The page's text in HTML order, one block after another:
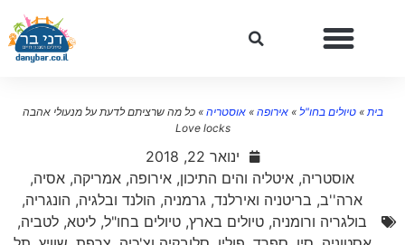
»טיולים בחו"ל»אירופה»אוסטריה»כל מה שרציתם לדעת על מנעולי אהבה
Love locks
ינואר 22, 2018
אוסטריה,איטליה והים התיכון,אירופה,אמריקה,אסיה,
ארה''ב,בריטניה ואירלנד,גרמניה,הולנד ובלגיה,הונגריה,
בולגריה ורומניה,טיולים בארץ,טיולים בחו"ל,ליטא, לטביה,